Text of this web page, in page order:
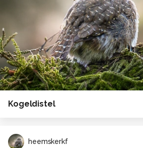
Kogeldistel
heemskerkf